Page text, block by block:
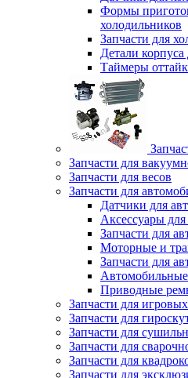
Формы
холодильников
Запчасти для
Детали
Таймеры
Запчасти для
Запчасти для весов
Запчасти для
Датчики для
Аксессуары
Запчасти для
Моторные и
Запчасти для
Приводные
Запчасти для
Запчасти для
Запчасти для
Запчасти для
Запчасти для
Запчасти для